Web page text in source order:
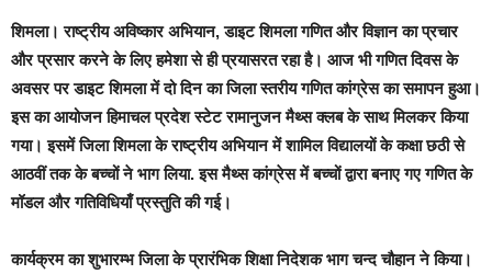
शिमला। राष्ट्रीय अविष्कार अभियान, डाइट शिमला गणित और विज्ञान का प्रचार
और प्रसार करने के लिए हमेशा से ही प्रयासरत रहा है। आज भी गणित दिवस के
अवसर पर डाइट शिमला में दो दिन का जिला स्तरीय गणित कांग्रेस का समापन हुआ।
इस का आयोजन हिमाचल प्रदेश स्टेट रामानुजन मैथ्स क्लब के साथ मिलकर किया
गया। इसमें जिला शिमला के राष्ट्रीय अभियान में शामिल विद्यालयों के कक्षा छठी से
आठवीं तक के बच्चों ने भाग लिया. इस मैथ्स कांग्रेस में बच्चों द्वारा बनाए गए गणित के
मॉडल और गतिविधियाँ प्रस्तुति की गई।
कार्यक्रम का शुभारम्भ जिला के प्रारंभिक शिक्षा निदेशक भाग चन्द चौहान ने किया।